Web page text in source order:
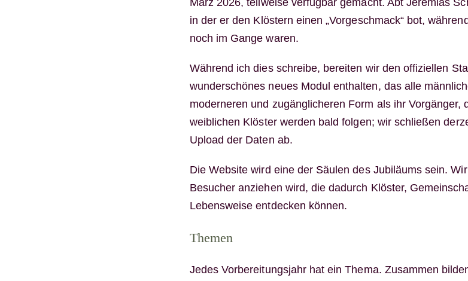
März 2026, teilweise verfügbar gemacht. Abt Jeremias
in der er den Klöstern einen „Vorgeschmack“ bot,
noch im Gange waren.
Während ich dies schreibe, bereiten wir den offiziellen
wunderschönes neues Modul enthalten, das alle
moderneren und zugänglicheren Form als ihr Vorgänger,
weiblichen Klöster werden bald folgen; wir schließen
Upload der Daten ab.
Die Website wird eine der Säulen des Jubiläums sein.
Besucher anziehen wird, die dadurch Klöster,
Lebensweise entdecken können.
Themen
Jedes Vorbereitungsjahr hat ein Thema. Zusammen